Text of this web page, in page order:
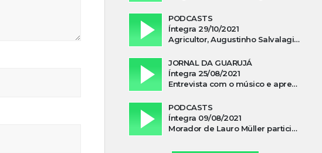
PODCASTS
Íntegra 29/10/2021
Agricultor, Augustinho Salvalagio, relata sobre aparição do Cavaleiro Negro no Rio das Furnas
JORNAL DA GUARUJÁ
Íntegra 25/08/2021
Entrevista com o músico e apresentador, Lismael Ferrareis, no Cidade e Campo
PODCASTS
Íntegra 09/08/2021
Morador de Lauro Müller participa de motociata em apoio a Bolsonaro